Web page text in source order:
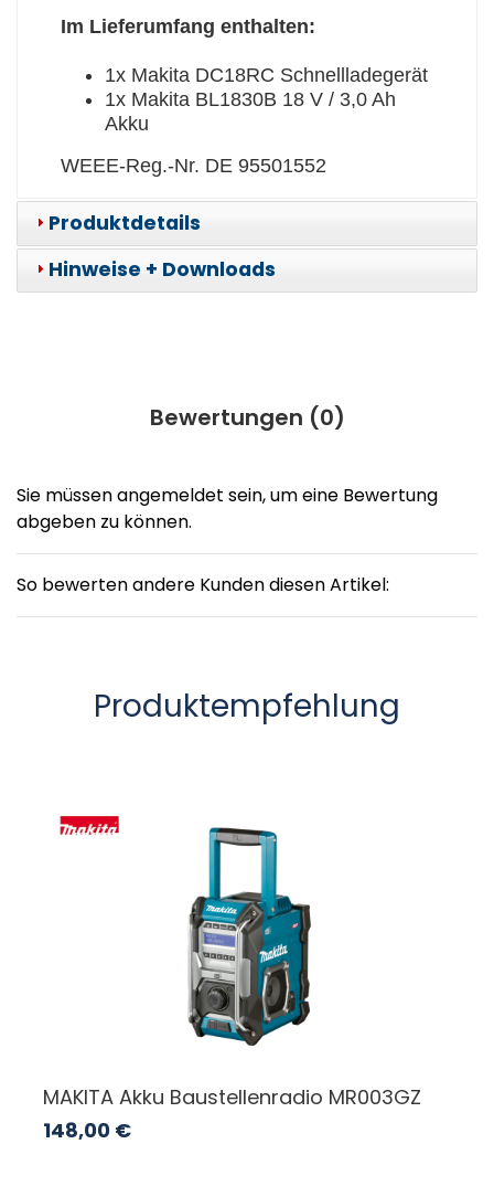
Im Lieferumfang enthalten:
1x Makita DC18RC Schnellladegerät
1x Makita BL1830B 18 V / 3,0 Ah
Akku
WEEE-Reg.-Nr. DE 95501552
Produktdetails
Hinweise + Downloads
Bewertungen (0)
Sie müssen angemeldet sein, um eine Bewertung
abgeben zu können.
So bewerten andere Kunden diesen Artikel:
Produktempfehlung
MAKITA Akku Baustellenradio MR003GZ
148,00 €